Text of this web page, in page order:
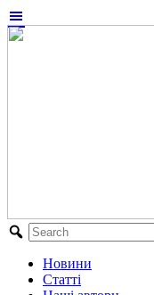
Новини
Статті